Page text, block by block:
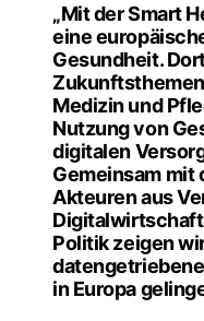
„Mit der Smart
eine
Gesundheit.
Medizin und
Nutzung von
digitalen
Gemeinsam mit
Akteuren aus
Politik zeigen
in Europa